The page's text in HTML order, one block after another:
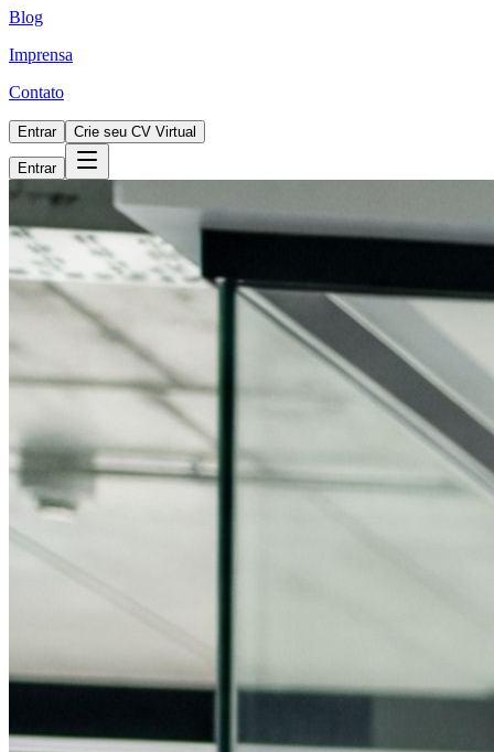
Blog
Imprensa
Contato
Entrar Crie seu CV Virtual
Entrar